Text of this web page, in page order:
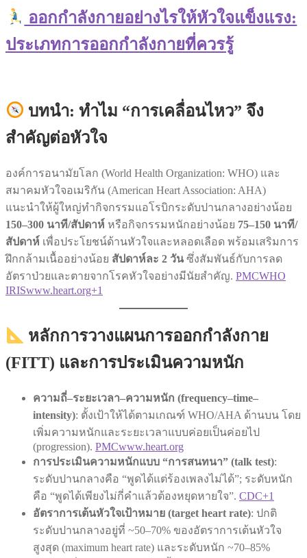
ออกกำลังกายอย่างไรให้หัวใจแข็งแรง:
ประเภทการออกกำลังกายที่ควรรู้
บทนำ: ทำไม “การเคลื่อนไหว” จึง
สำคัญต่อหัวใจ
องค์การอนามัยโลก (World Health Organization: WHO) และ
สมาคมหัวใจอเมริกัน (American Heart Association: AHA)
แนะนำให้ผู้ใหญ่ทำกิจกรรมแอโรบิกระดับปานกลางอย่างน้อย
150–300 นาที/สัปดาห์ หรือกิจกรรมหนักอย่างน้อย 75–150 นาที/
สัปดาห์ เพื่อประโยชน์ด้านหัวใจและหลอดเลือด พร้อมเสริมการ
ฝึกกล้ามเนื้ออย่างน้อย สัปดาห์ละ 2 วัน ซึ่งสัมพันธ์กับการลด
อัตราป่วยและตายจากโรคหัวใจอย่างมีนัยสำคัญ. PMCWHO
IRISwww.heart.org+1
หลักการวางแผนการออกกำลังกาย
(FITT) และการประเมินความหนัก
ความถี่–ระยะเวลา–ความหนัก (frequency–time–
intensity): ตั้งเป้าให้ได้ตามเกณฑ์ WHO/AHA ด้านบน โดย
เพิ่มความหนักและระยะเวลาแบบค่อยเป็นค่อยไป
(progression). PMCwww.heart.org
การประเมินความหนักแบบ “การสนทนา” (talk test):
ระดับปานกลางคือ “พูดได้แต่ร้องเพลงไม่ได้”; ระดับหนัก
คือ “พูดได้เพียงไม่กี่คำแล้วต้องหยุดหายใจ”. CDC+1
อัตราการเต้นหัวใจเป้าหมาย (target heart rate): ปกติ
ระดับปานกลางอยู่ที่ ~50–70% ของอัตราการเต้นหัวใจ
สูงสุด (maximum heart rate) และระดับหนัก ~70–85%